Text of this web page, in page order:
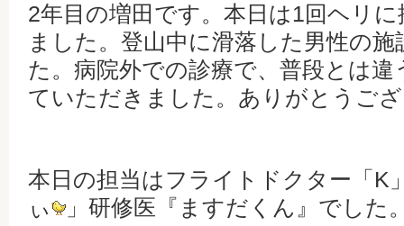
2年目の増田です。本日は1回ヘリ
ました。登山中に滑落した男性の
た。病院外での診療で、普段とは
ていただきました。ありがとうご
本日の担当はフライトドクター「K
ぃ
」研修医『ますだくん』でした